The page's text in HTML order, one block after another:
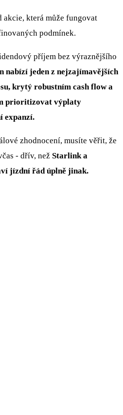
která může fungovat
podmínek.
příjem bez výraznějšího
nabízí jeden z nejzajímavějších
krytý robustním cash flow a
prioritizovat výplaty
expanzí.
zhodnocení, musíte věřit, že
- dřív, než Starlink a
jízdní řád úplně jinak.